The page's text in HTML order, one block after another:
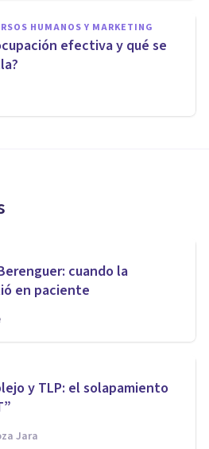
HUMANOS Y MARKETING
efectiva y qué se
cuando la
en paciente
y TLP: el solapamiento
Jara